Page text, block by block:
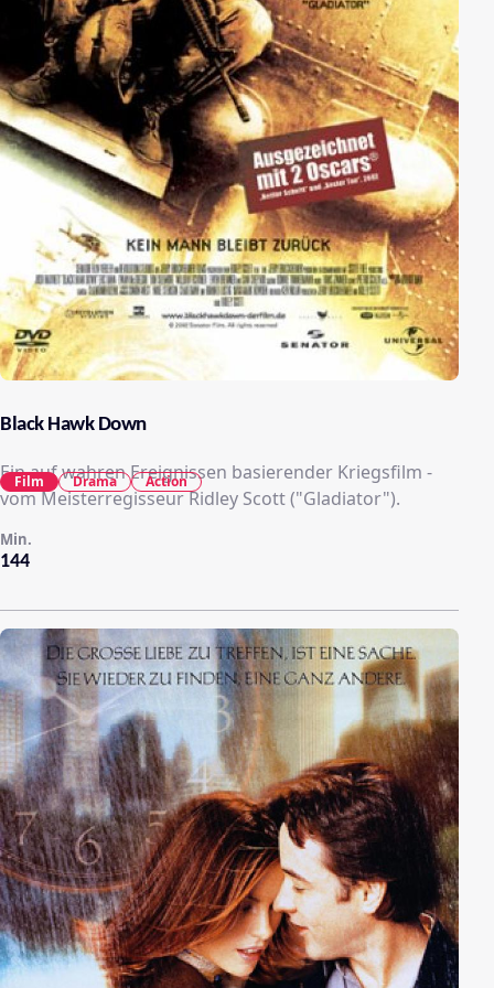
Black Hawk Down
Ein auf wahren Ereignissen basierender Kriegsfilm -
vom Meisterregisseur Ridley Scott ("Gladiator").
144
Min.
Film Drama Action